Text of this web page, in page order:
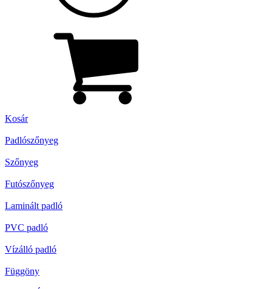
Kosár
Padlószőnyeg
Szőnyeg
Futószőnyeg
Laminált padló
PVC padló
Vízálló padló
Függöny